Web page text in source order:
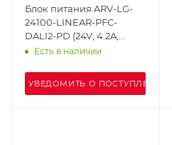
Блок питания ARV-LG-
24100-LINEAR-PFC-
DALI2-PD (24V, 4.2A,
100W) (Arlight, IP20
Есть в наличии
УВЕДОМИТЬ О ПОСТУПЛЕНИИ